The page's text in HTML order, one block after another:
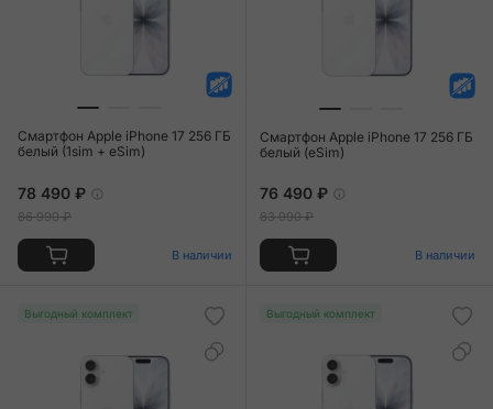
Смартфон Apple iPhone 17 256 ГБ
белый (1sim + eSim)
78 490 ₽
86 990 ₽
В наличии
Смартфон Apple iPhone 17 256 ГБ
белый (eSim)
76 490 ₽
83 990 ₽
В наличии
Выгодный комплект Выгодный комплект